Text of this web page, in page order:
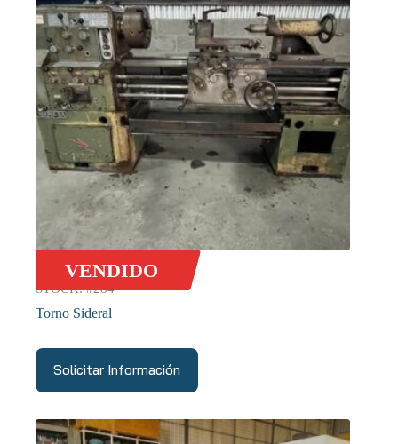
VENDIDO
STOCK: #284
Torno Sideral
Solicitar Información